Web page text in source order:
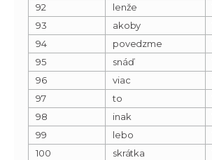
92
lenže
93
akoby
94
povedzme
95
snáď
96
viac
97
to
98
inak
99
lebo
100
skrátka